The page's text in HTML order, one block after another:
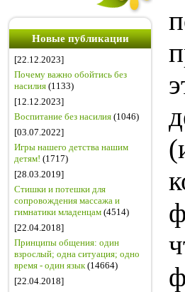
Новые публикации
[22.12.2023]
Почему важно обойтись без
насилия (1133)
[12.12.2023]
Воспитание без насилия (1046)
[03.07.2022]
Игры нашего детства нашим
детям! (1717)
[28.03.2019]
Стишки и потешки для
сопровождения массажа и
гимнатики младенцам (4514)
[22.04.2018]
Принципы общения: один
взрослый; одна ситуация; одно
время - один язык(14664)
[22.04.2018]